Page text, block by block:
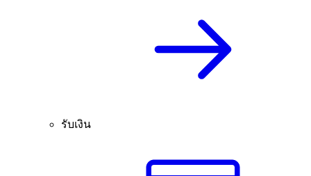
รับเงิน